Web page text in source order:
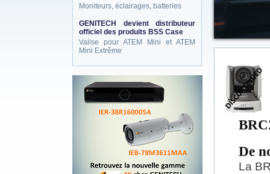
Moniteurs, éclairages, batteries
GENITECH devient distributeur
officiel des produits BSS Case
Valise pour ATEM Mini et ATEM
Mini Extrême
De
La